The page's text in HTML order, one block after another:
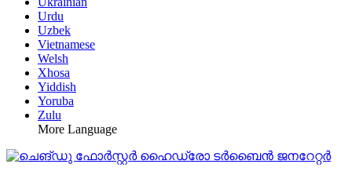
Urdu
Uzbek
Vietnamese
Welsh
Xhosa
Yiddish
Yoruba
Zulu
More Language